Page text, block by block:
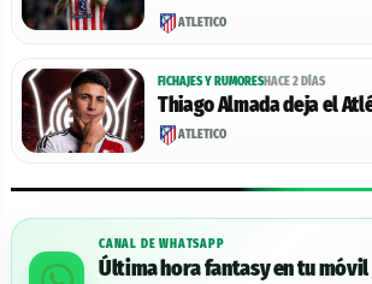
ATLÉTICO
FICHAJES Y RUMORESHACE 2 DÍAS
Thiago Almada deja el
ATLÉTICO
CANAL DE WHATSAPP
Última hora fantasy en tu móvil